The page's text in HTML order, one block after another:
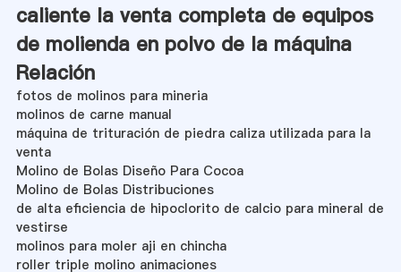
caliente la venta completa de equipos
de molienda en polvo de la máquina
Relación
fotos de molinos para mineria
molinos de carne manual
máquina de trituración de piedra caliza utilizada para la
venta
Molino de Bolas Diseño Para Cocoa
Molino de Bolas Distribuciones
de alta eficiencia de hipoclorito de calcio para mineral de
vestirse
molinos para moler aji en chincha
roller triple molino animaciones